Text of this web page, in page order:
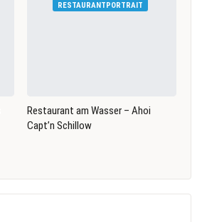
RESTAURANTPORTRAIT
Restaurant am Wasser – Ahoi
Capt’n Schillow